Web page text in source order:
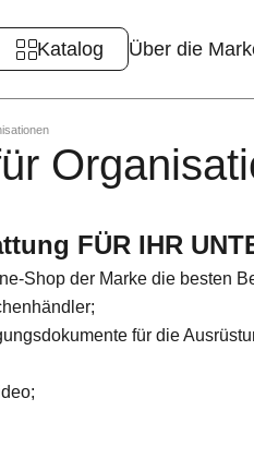
Katalog Über die
FÜR IHR
Shop der Marke die besten
für die